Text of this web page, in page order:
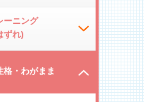
ーニング
ずれ)
格・わがまま